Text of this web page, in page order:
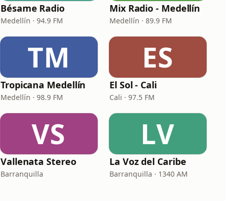
Bésame Radio
Medellín · 94.9 FM
Mix Radio - Medellín
Medellín · 89.9 FM
TM
Tropicana Medellín
Medellín · 98.9 FM
ES
El Sol - Cali
Cali · 97.5 FM
VS
Vallenata Stereo
Barranquilla
LV
La Voz del Caribe
Barranquilla · 1340 AM